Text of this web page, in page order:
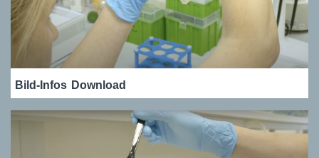
Bild-Infos Download